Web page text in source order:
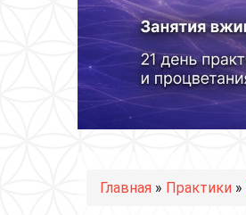
Вы здесь
Главная » Практики »